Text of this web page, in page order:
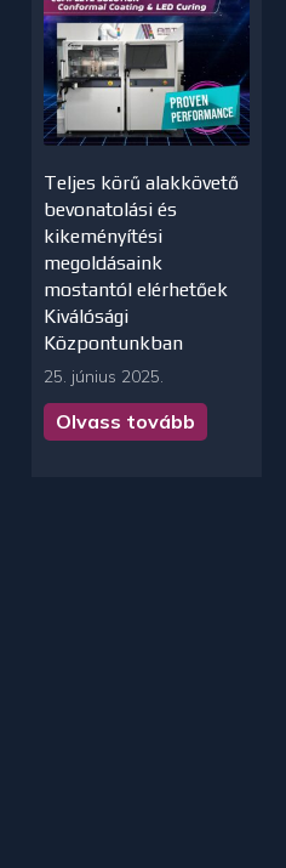
Teljes körű alakkövető
bevonatolási és
kikeményítési
megoldásaink
mostantól elérhetőek
Kiválósági
Központunkban
25. június 2025.
Olvass tovább